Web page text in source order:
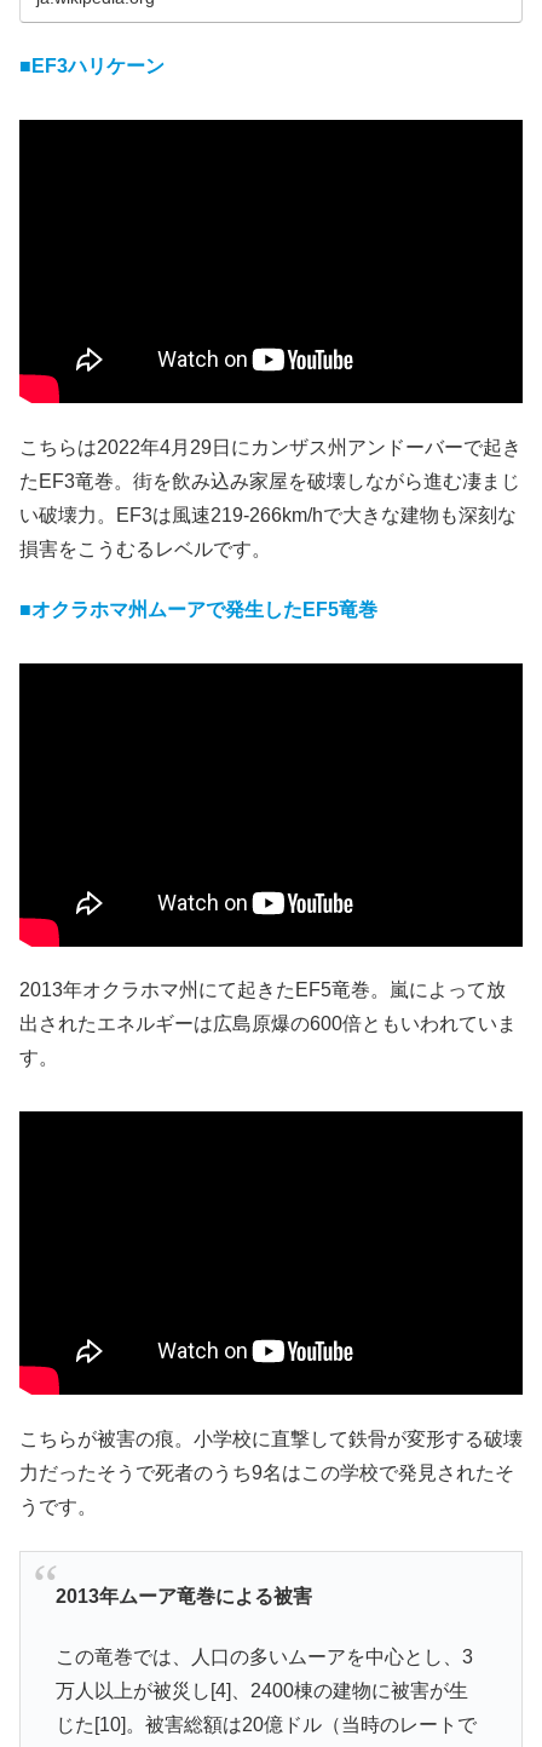
■EF3ハリケーン
こちらは2022年4月29日にカンザス州アンドーバーで起き
たEF3竜巻。街を飲み込み家屋を破壊しながら進む凄まじ
い破壊力。EF3は風速219-266km/hで大きな建物も深刻な
損害をこうむるレベルです。
■オクラホマ州ムーアで発生したEF5竜巻
2013年オクラホマ州にて起きたEF5竜巻。嵐によって放
出されたエネルギーは広島原爆の600倍ともいわれていま
す。
こちらが被害の痕。小学校に直撃して鉄骨が変形する破壊
力だったそうで死者のうち9名はこの学校で発見されたそ
うです。
2013年ムーア竜巻による被害
この竜巻では、人口の多いムーアを中心とし、3
万人以上が被災し[4]、2400棟の建物に被害が生
じた[10]。被害総額は20億ドル（当時のレートで